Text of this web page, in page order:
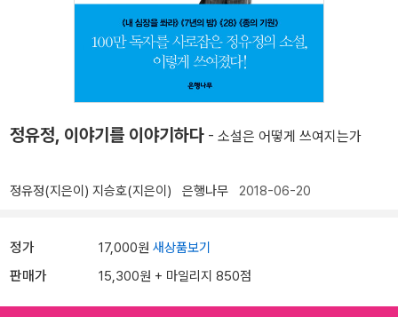
정유정, 이야기를 이야기하다 - 소설은 어떻게 쓰여지는가
정유정(지은이) 지승호(지은이) 은행나무 2018-06-20
정가 17,000원 새상품보기
판매가 15,300원 + 마일리지 850점